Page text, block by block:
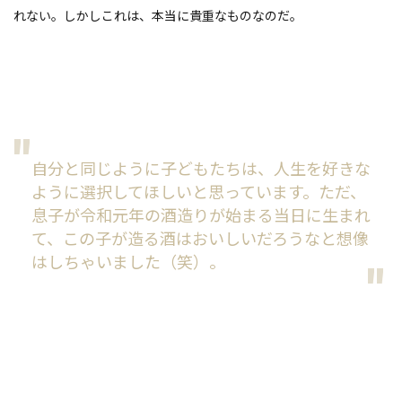
れない。しかしこれは、本当に貴重なものなのだ。
自分と同じように子どもたちは、人生を好きな
ように選択してほしいと思っています。ただ、
息子が令和元年の酒造りが始まる当日に生まれ
て、この子が造る酒はおいしいだろうなと想像
はしちゃいました（笑）。